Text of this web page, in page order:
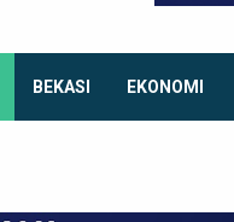
BEKASI EKONOMI